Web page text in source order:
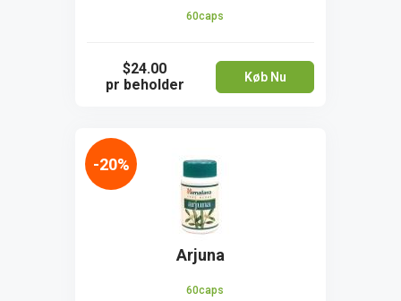
60caps
$24.00
pr beholder
Køb Nu
Arjuna
60caps
-20%